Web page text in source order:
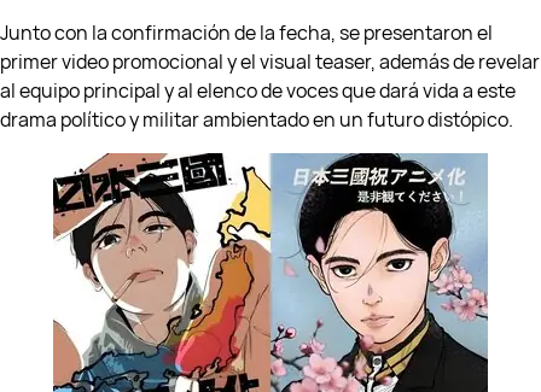
Junto con la confirmación de la fecha, se presentaron el
primer video promocional y el visual teaser, además de revelar
al equipo principal y al elenco de voces que dará vida a este
drama político y militar ambientado en un futuro distópico.